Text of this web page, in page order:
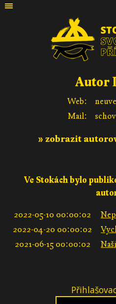
Autor
Web:
Mail:
» zobrazit
Ve Stokách bylo
2022-05-10 00:00:02
2022-04-20 00:00:02
2021-06-15 00:00:02